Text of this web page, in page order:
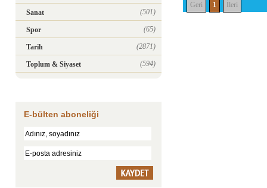
Sanat (501)
Spor (65)
Tarih (2871)
Toplum & Siyaset (594)
E-bülten aboneliği
Geri 1 İleri